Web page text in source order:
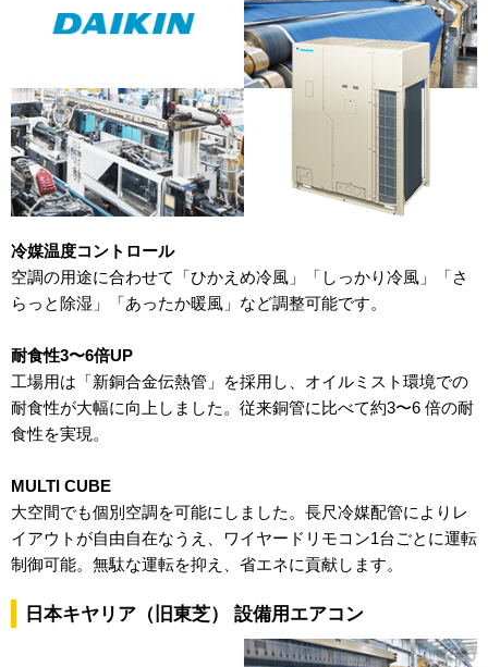
冷媒温度コントロール
空調の用途に合わせて「ひかえめ冷風」「しっかり冷風」「さ
らっと除湿」「あったか暖風」など調整可能です。
耐食性3〜6倍UP
工場用は「新銅合金伝熱管」を採用し、オイルミスト環境での
耐食性が大幅に向上しました。従来銅管に比べて約3〜6 倍の耐
食性を実現。
MULTI CUBE
大空間でも個別空調を可能にしました。長尺冷媒配管によりレ
イアウトが自由自在なうえ、ワイヤードリモコン1台ごとに運転
制御可能。無駄な運転を抑え、省エネに貢献します。
日本キヤリア（旧東芝） 設備用エアコン